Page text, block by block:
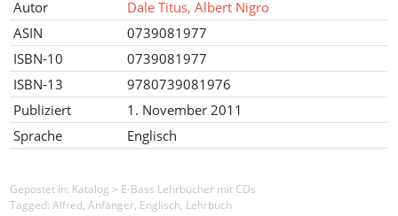
Autor
Dale Titus, Albert Nigro
ASIN
0739081977
ISBN-10
0739081977
ISBN-13
9780739081976
Publiziert
1. November 2011
Sprache
Englisch
Gepostet in: Katalog > E-Bass Lehrbücher mit CDs
Tagged: Alfred, Anfänger, Englisch, Lehrbuch